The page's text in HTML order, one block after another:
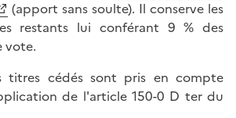
(apport sans soulte). Il conserve les
restants lui conférant 9 % des
vote.
titres cédés sont pris en compte
de l'article 150-0 D ter du